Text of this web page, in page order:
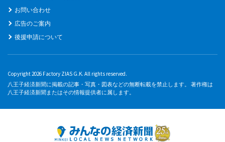
お問い合わせ
広告のご案内
後援申請について
Copyright 2026 Factory ZIAS G.K. All rights reserved.
八王子経済新聞に掲載の記事・写真・図表などの無断転載を禁止します。 著作権は
八王子経済新聞またはその情報提供者に属します。